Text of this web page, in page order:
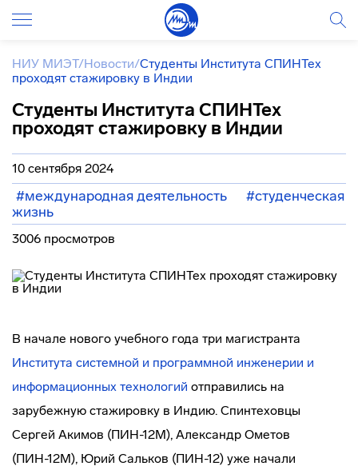
НИУ МИЭТ/Новости/Студенты Института СПИНТех
проходят стажировку в Индии
Студенты Института СПИНТех
проходят стажировку в Индии
10 сентября 2024
#международная деятельность
#студенческая
жизнь
3006 просмотров
В начале нового учебного года три магистранта
Института системной и программной инженерии и
информационных технологий отправились на
зарубежную стажировку в Индию. Спинтеховцы
Сергей Акимов (ПИН-12М), Александр Ометов
(ПИН-12М), Юрий Сальков (ПИН-12) уже начали